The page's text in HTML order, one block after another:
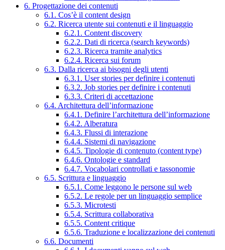
6. Progettazione dei contenuti
6.1. Cos’è il content design
6.2. Ricerca utente sui contenuti e il linguaggio
6.2.1. Content discovery
6.2.2. Dati di ricerca (search keywords)
6.2.3. Ricerca tramite analytics
6.2.4. Ricerca sui forum
6.3. Dalla ricerca ai bisogni degli utenti
6.3.1. User stories per definire i contenuti
6.3.2. Job stories per definire i contenuti
6.3.3. Criteri di accettazione
6.4. Architettura dell’informazione
6.4.1. Definire l’architettura dell’informazione
6.4.2. Alberatura
6.4.3. Flussi di interazione
6.4.4. Sistemi di navigazione
6.4.5. Tipologie di contenuto (content type)
6.4.6. Ontologie e standard
6.4.7. Vocabolari controllati e tassonomie
6.5. Scrittura e linguaggio
6.5.1. Come leggono le persone sul web
6.5.2. Le regole per un linguaggio semplice
6.5.3. Microtesti
6.5.4. Scrittura collaborativa
6.5.5. Content critique
6.5.6. Traduzione e localizzazione dei contenuti
6.6. Documenti